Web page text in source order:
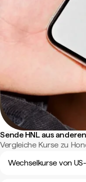
Sende HNL aus
Vergleiche Kurse zu
Wechselkurse von